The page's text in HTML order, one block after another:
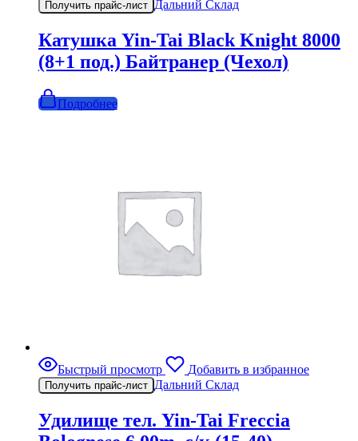
Получить прайс-лист Дальний Склад
Катушка Yin-Tai Black Knight 8000
(8+1 под.) Байтранер (Чехол)
Подробнее
Быстрый просмотр Добавить в избранное
Получить прайс-лист Дальний Склад
Удилище тел. Yin-Tai Freccia